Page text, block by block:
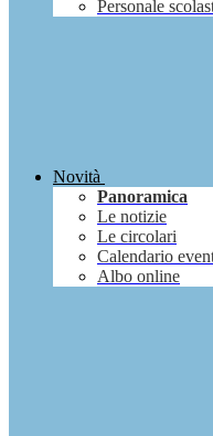
Personale
Novità
Panoramica
Le notizie
Le circolari
Calendario
Albo online